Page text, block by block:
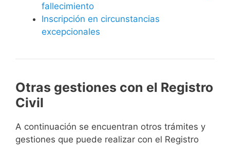
fallecimiento
Inscripción en circunstancias
excepcionales
Otras gestiones con el Registro
Civil
A continuación se encuentran otros trámites y
gestiones que puede realizar con el Registro